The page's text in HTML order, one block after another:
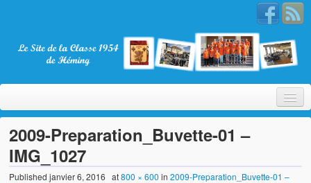
Bienvenue
2009-Preparation_Buvette-01 –
IMG_1027
Publishedjanvier 6, 2016 at800 × 600 in2009-Preparation_Buvette-01 –